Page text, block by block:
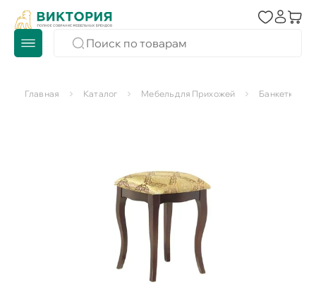
Главная Каталог Мебель для Прихожей Банкетки